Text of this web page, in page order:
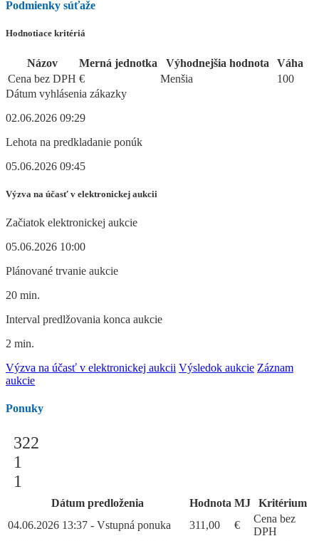
Podmienky súťaže
Hodnotiace kritériá
Názov Merná jednotka Výhodnejšia hodnota
Váha
Cena bez DPH € Menšia
100
Dátum vyhlásenia zákazky
02.06.2026 09:29
Lehota na predkladanie ponúk
05.06.2026 09:45
Výzva na účasť v elektronickej aukcii
Začiatok elektronickej aukcie
05.06.2026 10:00
Plánované trvanie aukcie
20 min.
Interval predlžovania konca aukcie
2 min.
Výzva na účasť v elektronickej aukcii Výsledok aukcie Záznam
aukcie
Ponuky
322
1
1
Dátum predloženia Hodnota MJ
Kritérium
04.06.2026 13:37 - Vstupná ponuka
311,00 €
Cena bez
DPH